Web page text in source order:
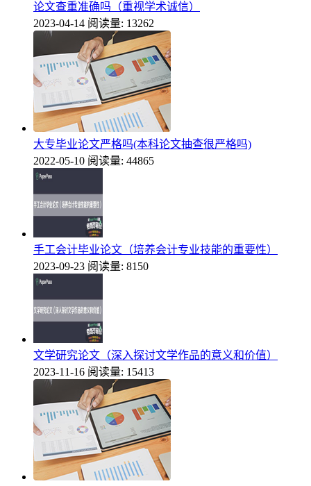
论文查重准确吗（重视学术诚信）
2023-04-14 阅读量: 13262
大专毕业论文严格吗(本科论文抽查很严格吗)
2022-05-10 阅读量: 44865
手工会计毕业论文（培养会计专业技能的重要性）
2023-09-23 阅读量: 8150
文学研究论文（深入探讨文学作品的意义和价值）
2023-11-16 阅读量: 15413